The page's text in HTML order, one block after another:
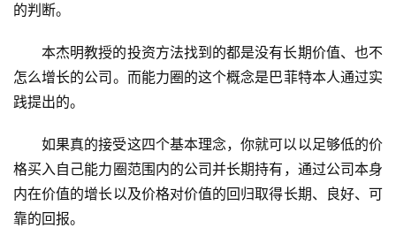
的判断。
本杰明教授的投资方法找到的都是没有长期价值、也不
怎么增长的公司。而能力圈的这个概念是巴菲特本人通过实
践提出的。
如果真的接受这四个基本理念，你就可以以足够低的价
格买入自己能力圈范围内的公司并长期持有，通过公司本身
内在价值的增长以及价格对价值的回归取得长期、良好、可
靠的回报。